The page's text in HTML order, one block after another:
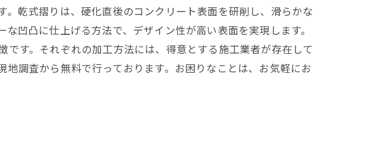
乾式摺りは、硬化直後のコンクリート表面を研削し、滑らかな
凹凸に仕上げる方法で、デザイン性が高い表面を実現します。
す。それぞれの加工方法には、得意とする施工業者が存在して
調査から無料で行っております。お困りなことは、お気軽にお